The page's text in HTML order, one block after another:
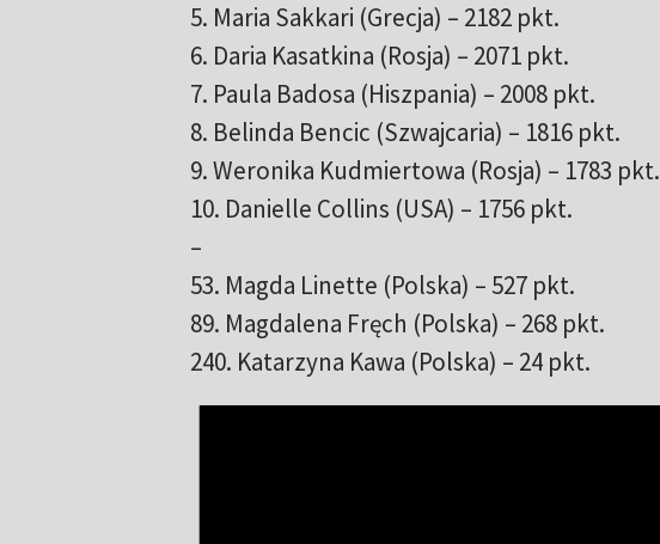
5. Maria Sakkari (Grecja) – 2182 pkt.
6. Daria Kasatkina (Rosja) – 2071 pkt.
7. Paula Badosa (Hiszpania) – 2008 pkt.
8. Belinda Bencic (Szwajcaria) – 1816 pkt.
9. Weronika Kudmiertowa (Rosja) – 1783 pkt.
10. Danielle Collins (USA) – 1756 pkt.
–
53. Magda Linette (Polska) – 527 pkt.
89. Magdalena Fręch (Polska) – 268 pkt.
240. Katarzyna Kawa (Polska) – 24 pkt.